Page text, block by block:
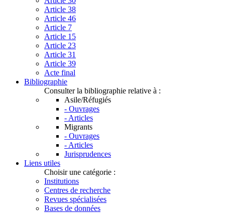
Article 38
Article 46
Article 7
Article 15
Article 23
Article 31
Article 39
Acte final
Bibliographie
Consulter la bibliographie relative à :
Asile/Réfugiés
- Ouvrages
- Articles
Migrants
- Ouvrages
- Articles
Jurisprudences
Liens utiles
Choisir une catégorie :
Institutions
Centres de recherche
Revues spécialisées
Bases de données